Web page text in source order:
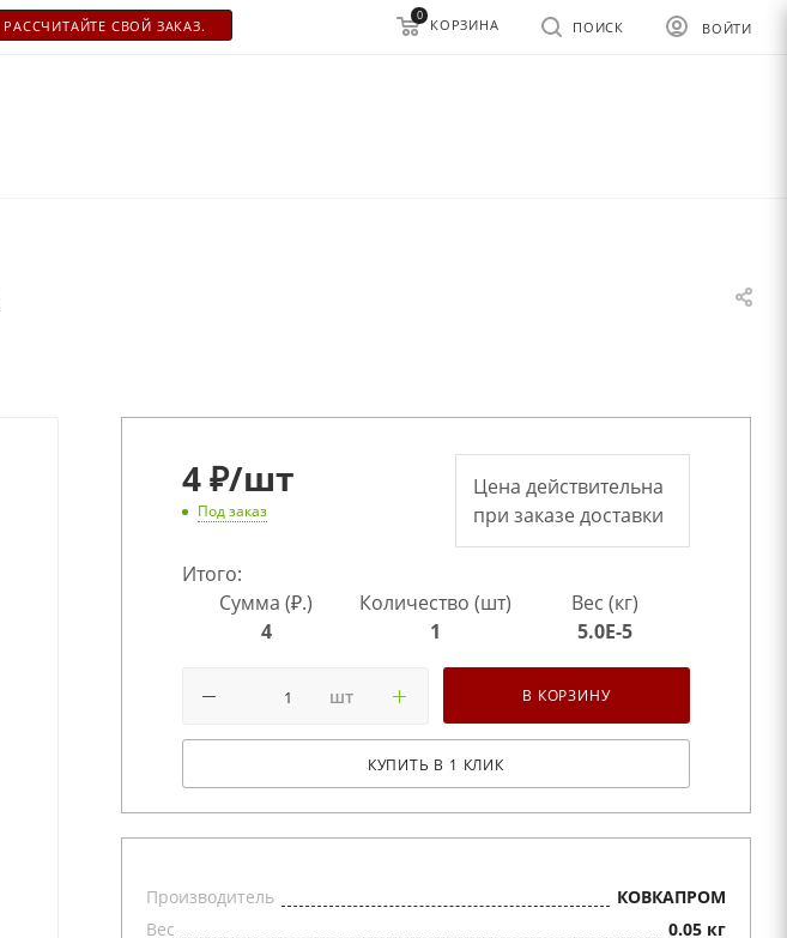
РАСCЧИТАЙТЕ СВОЙ ЗАКАЗ. ВОЙТИ
ПОИСК
0
КОРЗИНА
4₽/шт
Под заказ
Цена действительна
при заказе доставки
Итого:
Сумма (₽.)
4
Количество (шт)
1
Вес (кг)
5.0E-5
шт В КОРЗИНУ
КУПИТЬ В 1 КЛИК
Производитель
КОВКАПРОМ
Вес
0.05 кг